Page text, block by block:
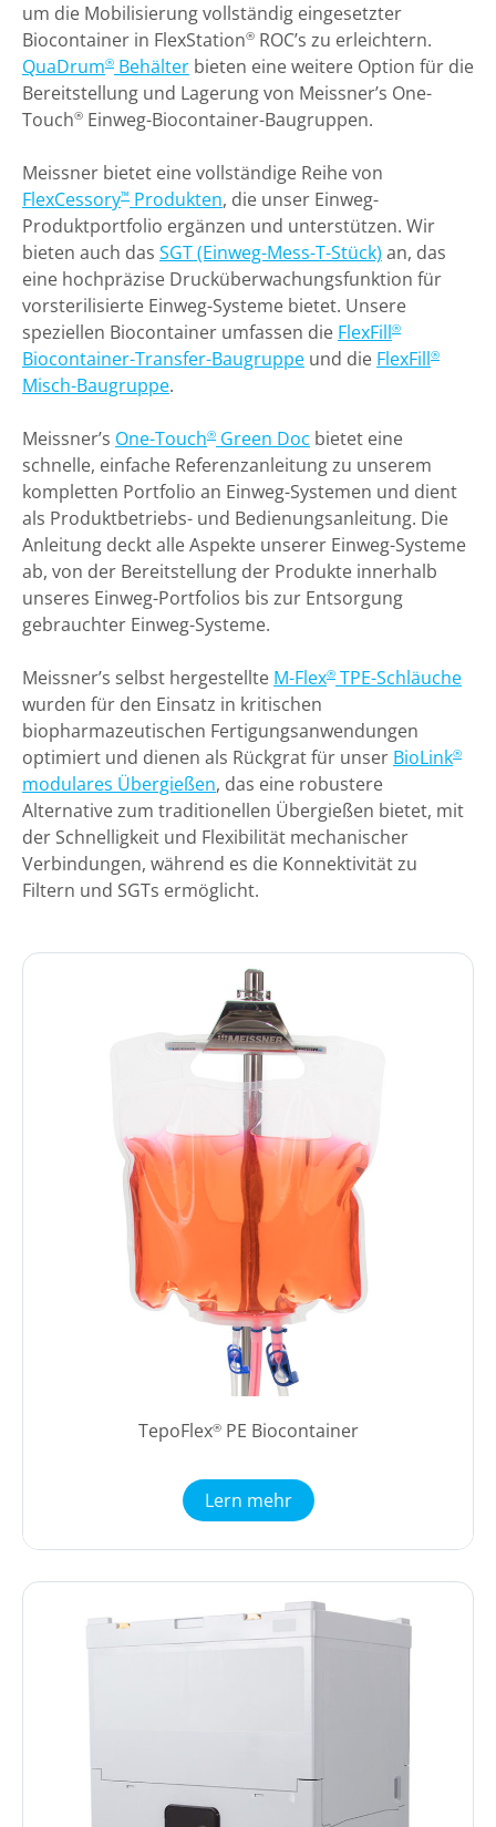
um die Mobilisierung vollständig eingesetzter
Biocontainer in FlexStation® ROC’s zu erleichtern.
QuaDrum® Behälter bieten eine weitere Option für die
Bereitstellung und Lagerung von Meissner’s One-
Touch® Einweg-Biocontainer-Baugruppen.
Meissner bietet eine vollständige Reihe von
FlexCessory™ Produkten, die unser Einweg-
Produktportfolio ergänzen und unterstützen. Wir
bieten auch das SGT (Einweg-Mess-T-Stück) an, das
eine hochpräzise Drucküberwachungsfunktion für
vorsterilisierte Einweg-Systeme bietet. Unsere
speziellen Biocontainer umfassen die FlexFill®
Biocontainer-Transfer-Baugruppe und die FlexFill®
Misch-Baugruppe.
Meissner’s One-Touch® Green Doc bietet eine
schnelle, einfache Referenzanleitung zu unserem
kompletten Portfolio an Einweg-Systemen und dient
als Produktbetriebs- und Bedienungsanleitung. Die
Anleitung deckt alle Aspekte unserer Einweg-Systeme
ab, von der Bereitstellung der Produkte innerhalb
unseres Einweg-Portfolios bis zur Entsorgung
gebrauchter Einweg-Systeme.
Meissner’s selbst hergestellte M-Flex® TPE-Schläuche
wurden für den Einsatz in kritischen
biopharmazeutischen Fertigungsanwendungen
optimiert und dienen als Rückgrat für unser BioLink®
modulares Übergießen, das eine robustere
Alternative zum traditionellen Übergießen bietet, mit
der Schnelligkeit und Flexibilität mechanischer
Verbindungen, während es die Konnektivität zu
Filtern und SGTs ermöglicht.
TepoFlex®PE Biocontainer
Lern mehr